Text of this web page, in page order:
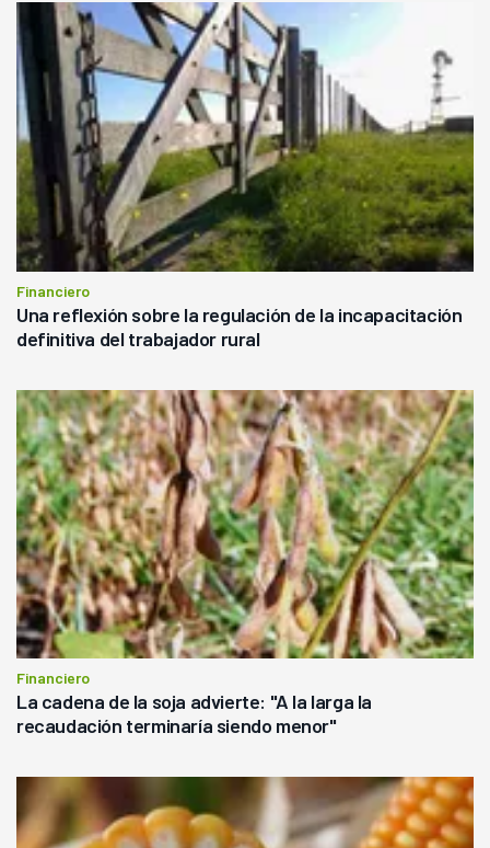
Financiero
Una reflexión sobre la regulación de la incapacitación
definitiva del trabajador rural
Financiero
La cadena de la soja advierte: "A la larga la
recaudación terminaría siendo menor"